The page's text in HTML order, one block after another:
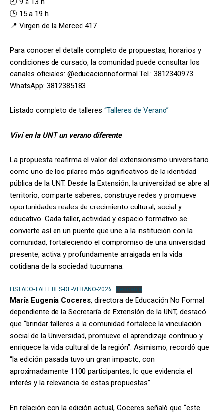
🕘 9 a 13 h
🕒 15 a 19 h
📍 Virgen de la Merced 417
Para conocer el detalle completo de propuestas, horarios y
condiciones de cursado, la comunidad puede consultar los
canales oficiales: @educacionnoformal Tel.: 3812340973
WhatsApp: 3812385183
Listado completo de talleres “Talleres de Verano”
Viví en la UNT un verano diferente
La propuesta reafirma el valor del extensionismo universitario
como uno de los pilares más significativos de la identidad
pública de la UNT. Desde la Extensión, la universidad se abre al
territorio, comparte saberes, construye redes y promueve
oportunidades reales de crecimiento cultural, social y
educativo. Cada taller, actividad y espacio formativo se
convierte así en un puente que une a la institución con la
comunidad, fortaleciendo el compromiso de una universidad
presente, activa y profundamente arraigada en la vida
cotidiana de la sociedad tucumana.
LISTADO-TALLERES-DE-VERANO-2026 Descarga
María Eugenia Coceres, directora de Educación No Formal
dependiente de la Secretaría de Extensión de la UNT, destacó
que “brindar talleres a la comunidad fortalece la vinculación
social de la Universidad, promueve el aprendizaje continuo y
enriquece la vida cultural de la región”. Asimismo, recordó que
“la edición pasada tuvo un gran impacto, con
aproximadamente 1100 participantes, lo que evidencia el
interés y la relevancia de estas propuestas”.
En relación con la edición actual, Coceres señaló que “este